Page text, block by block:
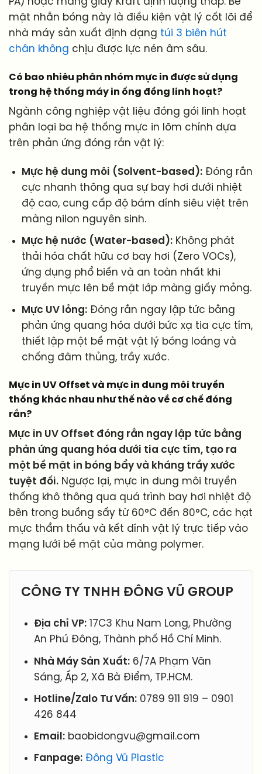
mặt nhẵn bóng này là điều kiện vật lý cốt lõi để
nhà máy sản xuất định dạng túi 3 biên hút
chân không chịu được lực nén âm sâu.
Có bao nhiêu phân nhóm mực in được sử dụng
trong hệ thống máy in ống đồng linh hoạt?
Ngành công nghiệp vật liệu đóng gói linh hoạt
phân loại ba hệ thống mực in lõm chính dựa
trên phản ứng đóng rắn vật lý:
Mực hệ dung môi (Solvent-based): Đóng rắn
cực nhanh thông qua sự bay hơi dưới nhiệt
độ cao, cung cấp độ bám dính siêu việt trên
màng nilon nguyên sinh.
Mực hệ nước (Water-based): Không phát
thải hóa chất hữu cơ bay hơi (Zero VOCs),
ứng dụng phổ biến và an toàn nhất khi
truyền mực lên bề mặt lớp màng giấy mỏng.
Mực UV lỏng: Đóng rắn ngay lập tức bằng
phản ứng quang hóa dưới bức xạ tia cực tím,
thiết lập một bề mặt vật lý bóng loáng và
chống đâm thủng, trầy xước.
Mực in UV Offset và mực in dung môi truyền
thống khác nhau như thế nào về cơ chế đóng
rắn?
Mực in UV Offset đóng rắn ngay lập tức bằng
phản ứng quang hóa dưới tia cực tím, tạo ra
một bề mặt in bóng bẩy và kháng trầy xước
tuyệt đối. Ngược lại, mực in dung môi truyền
thống khô thông qua quá trình bay hơi nhiệt độ
bên trong buồng sấy từ 60°C đến 80°C, các hạt
mực thẩm thấu và kết dính vật lý trực tiếp vào
mạng lưới bề mặt của màng polymer.
CÔNG TY TNHH ĐÔNG VŨ GROUP
Địa chỉ VP: 17C3 Khu Nam Long, Phường
An Phú Đông, Thành phố Hồ Chí Minh.
Nhà Máy Sản Xuất: 6/7A Phạm Văn
Sáng, Ấp 2, Xã Bà Điểm, TP.HCM.
Hotline/Zalo Tư Vấn: 0789 911 919 – 0901
426 844
Email: baobidongvu@gmail.com
Fanpage: Đông Vũ Plastic